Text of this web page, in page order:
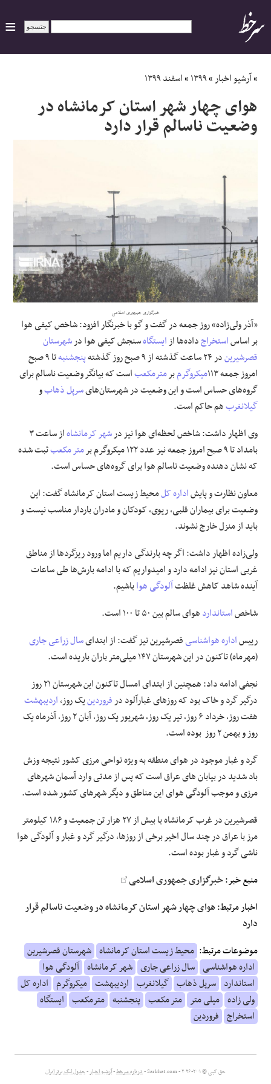
ایران
سیاسی
جهان
اجتماعی
حوادث
علوم و فن آوری
فرهنگی و هنری
مقالات
»آرشیو اخبار»۱۳۹۹»اسفند ۱۳۹۹
هوای چهار شهر استان کرمانشاه در
وضعیت ناسالم قرار دارد
خبرگزاری جمهوری اسلامی
«آذر ولی‌زاده» روز جمعه در گفت و گو با خبرنگار افزود: شاخص کیفی هوا
بر اساساستخراجداده‌ها ازایستگاهسنجش کیفی هوا درشهرستان
قصرشیریندر ۲۴ ساعت گذشته از ۹ صبح روز گذشته پنجشنبه
تا ۹ صبح
امروز جمعه ۱۱۳
میکروگرمبرمترمکعباست که بیانگر وضعیت ناسالم برای
گروه‌های حساس است و این وضعیت در شهرستان‌هایسرپل ذهابو
گیلانغربهم حاکم است.
وی اظهار داشت: شاخص لحظه‌ای هوا نیز درشهر کرمانشاه
از ساعت ۳
بامداد تا ۹ صبح امروز جمعه نیز عدد ۱۲۲ میکروگرم بر
متر مکعبثبت شده
که نشان دهنده وضعیت ناسالم هوا برای گروه‌های حساس است.
معاون نظارت و پایشاداره کلمحیط زیست استان کرمانشاه گفت: این
وضعیت برای بیماران قلبی، ریوی، کودکان و مادران باردار مناسب نیست و
باید از منزل خارج نشوند.
ولی‌زاده اظهار داشت: اگر چه بارندگی داریم اما ورود ریزگردها از مناطق
غربی استان نیز ادامه دارد و امیدواریم که با ادامه بارش‌ها طی ساعات
آینده شاهد کاهش غلظتآلودگی هواباشیم.
شاخصاستانداردهوای سالم بین ۵۰ تا ۱۰۰ است.
رییساداره هواشناسیقصرشیرین نیز گفت: از ابتدایسال زراعی جاری
(مهرماه) تاکنون در این شهرستان ۱۴۷ میلی‌متر باران باریده است.
نجفی ادامه داد: همچنین از ابتدای امسال تاکنون این شهرستان ۲۱ روز
درگیر گرد و خاک بود که روزهای غبارآلود درفروردینیک روز،اردیبهشت
هفت روز، خرداد ۶ روز، تیر یک روز، شهریور یک روز، آبان ۲ روز، آذرماه یک
روز و بهمن ۲ روز بوده است.
گرد و غبار موجود در هوای منطقه به ویژه نواحی مرزی کشور نتیجه وزش
باد شدید در بیابان های عراق است که پس از مدتی وارد آسمان شهرهای
مرزی و موجب آلودگی هوای این مناطق و دیگر شهرهای کشور شده است.
قصرشیرین در غرب کرمانشاه با بیش از ۲۷ هزار تن جمعیت و ۱۸۶ کیلومتر
مرز با عراق در چند سال اخیر برخی از روزها، درگیر گرد و غبار و آلودگی هوا
ناشی گرد و غبار بوده است.
منبع خبر:خبرگزاری جمهوری اسلامی
اخبار مرتبط:هوای چهار شهر استان کرمانشاه در وضعیت ناسالم قرار
دارد
موضوعات مرتبط: محیط زیست استان کرمانشاه شهرستان قصرشیرین
اداره هواشناسی سال زراعی جاری شهر کرمانشاه آلودگی هوا
استاندارد سرپل ذهاب گیلانغرب اردیبهشت میکروگرم اداره کل
ولی زاده میلی متر متر مکعب پنجشنبه مترمکعب ایستگاه
استخراج فروردین
حق کپی © ۲۰۰۱-۲۰۲۶ - Sarkhat.com - درباره سرخط-آرشیو اخبار-جدول لیگ برتر ایران